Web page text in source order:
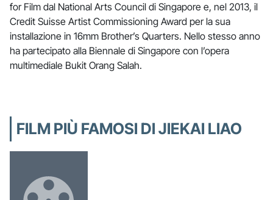
for Film dal National Arts Council di Singapore e, nel 2013, il
Credit Suisse Artist Commissioning Award per la sua
installazione in 16mm Brother’s Quarters. Nello stesso anno
ha partecipato alla Biennale di Singapore con l’opera
multimediale Bukit Orang Salah.
FILM PIÙ FAMOSI DI JIEKAI LIAO